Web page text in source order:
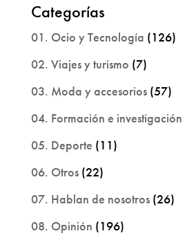
Categorías
01. Ocio y Tecnología (126)
02. Viajes y turismo (7)
03. Moda y accesorios(57)
04. Formación e investigación
05. Deporte (11)
06. Otros(22)
07. Hablan de nosotros(26)
08. Opinión (196)